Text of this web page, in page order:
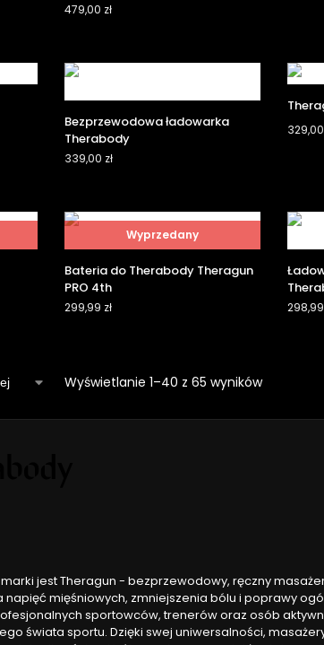
479,00 zł
Bezprzewodowa ładowarka
Therabody
339,00 zł
329,00
Wyprzedany
Bateria do Therabody Theragun
PRO 4th
299,99 zł 298,99
Wyświetlanie 1–40 z 65 wyników
jest Theragun - bezprzewodowy, ręczny
napięć mięśniowych, zmniejszenia bólu i poprawy
sportowców, trenerów oraz osób
świata sportu. Dzięki swej uniwersalności,